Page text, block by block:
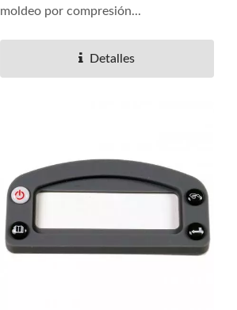
moldeo por compresión...
Detalles